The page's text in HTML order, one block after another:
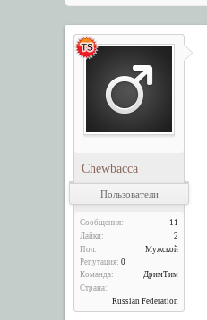
Chewbacca
Пользователи
Сообщения:
11
Лайки:
2
Пол:
Мужской
Репутация: 0
Команда:
ДримТим
Страна:
Russian Federation